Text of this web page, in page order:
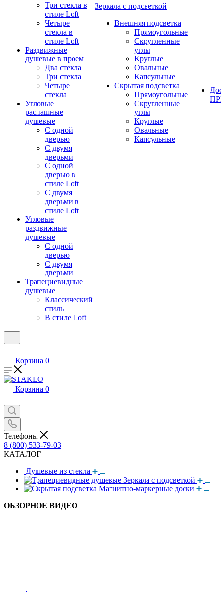
Три стекла в
стиле Loft
Четыре
стекла в
стиле Loft
Раздвижные
душевые в проем
Два стекла
Три стекла
Четыре
стекла
Угловые
распашные
душевые
С одной
дверью
С двумя
дверьми
С одной
дверью в
стиле Loft
С двумя
дверьми в
стиле Loft
Угловые
раздвижные
душевые
С одной
дверью
С двумя
дверьми
Трапециевидные
душевые
Классический
стиль
В стиле Loft
Зеркала с подсветкой
Внешняя подсветка
Прямоугольные
Скругленные
углы
Круглые
Овальные
Капсульные
Скрытая подсветка
Прямоугольные
Скругленные
углы
Круглые
Овальные
Капсульные
Корзина 0
Корзина 0
Телефоны
8 (800) 533-79-03
КАТАЛОГ
Душевые из стекла
Зеркала с подсветкой
Магнитно-маркерные доски
ОБЗОРНОЕ ВИДЕО